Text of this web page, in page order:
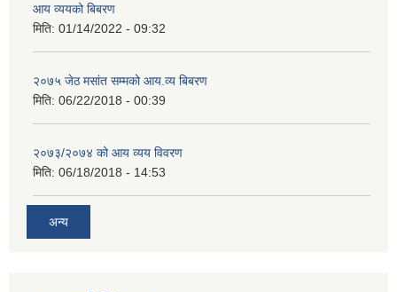
आय व्ययको बिबरण
मिति: 01/14/2022 - 09:32
२०७५ जेठ मसांत सम्मको आय.व्य बिबरण
मिति: 06/22/2018 - 00:39
२०७३/२०७४ को आय व्यय विवरण
मिति: 06/18/2018 - 14:53
अन्य